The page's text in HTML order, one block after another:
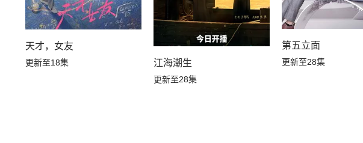
天才，女友
更新至18集 江海潮生
更新至28集
第五立面
更新至28集